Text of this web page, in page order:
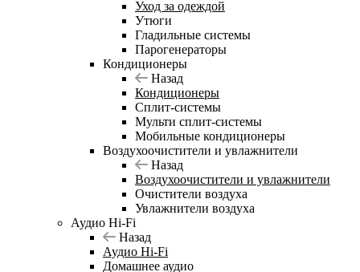
Уход за одеждой
Утюги
Гладильные системы
Парогенераторы
Кондиционеры
Назад
Кондиционеры
Сплит-системы
Мульти сплит-системы
Мобильные кондиционеры
Воздухоочистители и увлажнители
Назад
Воздухоочистители и увлажнители
Очистители воздуха
Увлажнители воздуха
Аудио Hi-Fi
Назад
Аудио Hi-Fi
Домашнее аудио